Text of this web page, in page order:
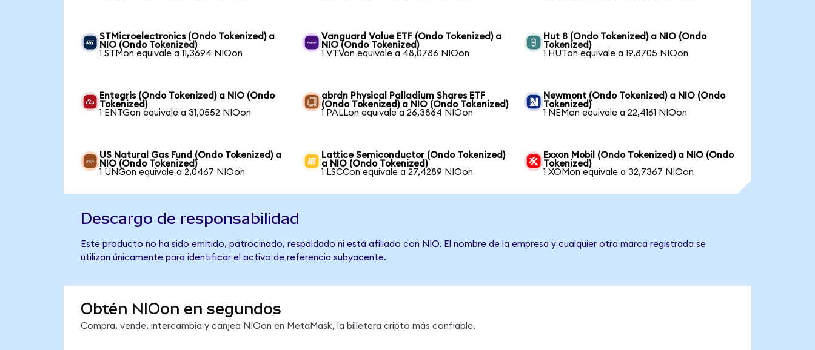
STMicroelectronics (Ondo Tokenized) a
NIO (Ondo Tokenized)
1 STMon equivale a 11,3694 NIOon
Vanguard Value ETF (Ondo Tokenized) a
NIO (Ondo Tokenized)
1 VTVon equivale a 48,0786 NIOon
Hut 8 (Ondo Tokenized) a NIO (Ondo
Tokenized)
1 HUTon equivale a 19,8705 NIOon
Entegris (Ondo Tokenized) a NIO (Ondo
Tokenized)
1 ENTGon equivale a 31,0552 NIOon
abrdn Physical Palladium Shares ETF
(Ondo Tokenized) a NIO (Ondo Tokenized)
1 PALLon equivale a 26,3864 NIOon
Newmont (Ondo Tokenized) a NIO (Ondo
Tokenized)
1 NEMon equivale a 22,4161 NIOon
US Natural Gas Fund (Ondo Tokenized) a
NIO (Ondo Tokenized)
1 UNGon equivale a 2,0467 NIOon
Lattice Semiconductor (Ondo Tokenized)
a NIO (Ondo Tokenized)
1 LSCCon equivale a 27,4289 NIOon
Exxon Mobil (Ondo Tokenized) a NIO (Ondo
Tokenized)
1 XOMon equivale a 32,7367 NIOon
Descargo de responsabilidad
Este producto no ha sido emitido, patrocinado, respaldado ni está afiliado con NIO. El nombre de la empresa y cualquier otra marca registrada se
utilizan únicamente para identificar el activo de referencia subyacente.
Obtén NIOon en segundos
Compra, vende, intercambia y canjea NIOon en MetaMask, la billetera cripto más confiable.